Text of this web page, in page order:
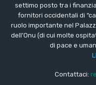
settimo posto tra i
fornitori occidentali di
ruolo importante nel
dell’Onu (di cui molte
di pace e
Contattaci: